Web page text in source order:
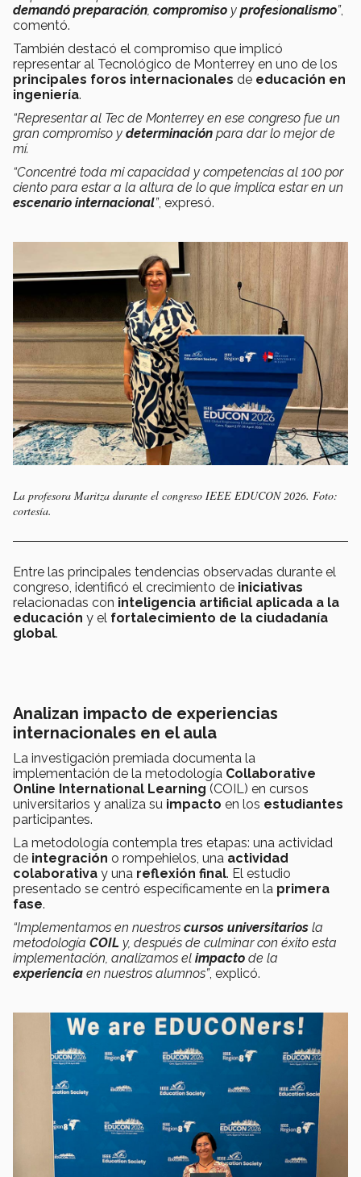
demandó preparación, compromiso y profesionalismo”,
comentó.
También destacó el compromiso que implicó
representar al Tecnológico de Monterrey en uno de los
principales foros internacionales de educación en
ingeniería.
“Representar al Tec de Monterrey en ese congreso fue un
gran compromiso y determinación para dar lo mejor de
mí.
“Concentré toda mi capacidad y competencias al 100 por
ciento para estar a la altura de lo que implica estar en un
escenario internacional”, expresó.
La profesora Maritza durante el congreso IEEE EDUCON 2026. Foto:
cortesía.
Entre las principales tendencias observadas durante el
congreso, identificó el crecimiento de iniciativas
relacionadas con inteligencia artificial aplicada a la
educación y el fortalecimiento de la ciudadanía
global.
Analizan impacto de experiencias
internacionales en el aula
La investigación premiada documenta la
implementación de la metodología Collaborative
Online International Learning (COIL) en cursos
universitarios y analiza su impacto en los estudiantes
participantes.
La metodología contempla tres etapas: una actividad
de integración o rompehielos, una actividad
colaborativa y una reflexión final. El estudio
presentado se centró específicamente en la primera
fase.
“Implementamos en nuestros cursos universitarios la
metodología COIL y, después de culminar con éxito esta
implementación, analizamos el impacto de la
experiencia en nuestros alumnos”, explicó.